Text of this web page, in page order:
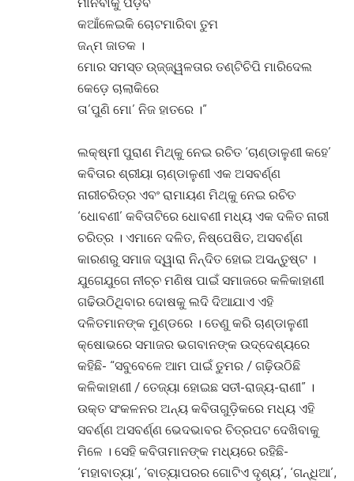
କଆଁଳେଇକି ଚୋଟମାରିବା ତୁମ
ଜନ୍ମ ଜାତକ ।
ମୋର ସମସ୍ତ ଉ୍‌ଜ୍ଜ୍ୱଳତାର ତଣ୍ଟିଚିପି ମାରିଦେଲ
କେଡ଼େ ଚାଲାକିରେ
ତା’ପୁଣି ମୋ’ ନିଜ ହାତରେ ।”
ଲକ୍ଷ୍ମୀ ପୁରାଣ ମିଥ୍‌କୁ ନେଇ ରଚିତ ‘ଚାଣ୍ଡାଳୁଣୀ କହେ’
କବିତାର ଶ୍ରୀୟା ଚାଣ୍ଡାଳୁଣୀ ଏକ ଅସବର୍ଣ୍ଣ
ନାରୀଚରିତ୍ର ଏବଂ ରାମାୟଣ ମିଥ୍‌କୁ ନେଇ ରଚିତ
‘ଧୋବଣୀ’ କବିତାଟିରେ ଧୋବଣୀ ମଧ୍ୟ ଏକ ଦଳିତ ନାରୀ
ଚରିତ୍ର । ଏମାନେ ଦଳିତ, ନିଷ୍ପେଷିତ, ଅସବର୍ଣ୍ଣ
କାରଣରୁ ସମାଜ ଦ୍ୱାରା ନିନ୍ଦିତ ହୋଇ ଅସନ୍ତୁଷ୍ଟ ।
ଯୁଗେଯୁଗେ ନୀଚ୍ଚ ମଣିଷ ପାଇଁ ସମାଜରେ କଳିକାହାଣୀ
ଗଢିଉଠିଥିବାର ଦୋଷକୁ ଲଦି ଦିଆଯାଏ ଏହି
ଦଳିତମାନଙ୍କ ମୁଣ୍ଡରେ । ତେଣୁ କରି ଚାଣ୍ଡାଳୁଣୀ
କ୍ଷୋଭରେ ସମାଜର ଭଗବାନଙ୍କ ଉଦ୍ଦେଶ୍ୟରେ
କହିଛି- “ସବୁବେଳେ ଆମ ପାଇଁ ତୁମର / ଗଢ଼ିଉଠିଛି
କଳିକାହାଣୀ / ତେଜ୍ୟା ହୋଇଛ ସତୀ-ରାଜ୍ୟ-ରାଣୀ” ।
ଉକ୍ତ ସଂକଳନର ଅନ୍ୟ କବିତାଗୁଡ଼ିକରେ ମଧ୍ୟ ଏହି
ସବର୍ଣ୍ଣ ଅସବର୍ଣ୍ଣ ଭେଦଭାବର ଚିତ୍ରପଟ ଦେଖିବାକୁ
ମିଳେ । ସେହି କବିତାମାନଙ୍କ ମଧ୍ୟରେ ରହିଛି-
‘ମହାବାତ୍ୟା’, ‘ବାତ୍ୟାପରର ଗୋଟିଏ ଦୃଶ୍ୟ’, ‘ଗନ୍ଧିଆ’,